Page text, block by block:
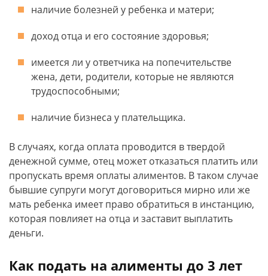
наличие болезней у ребенка и матери;
доход отца и его состояние здоровья;
имеется ли у ответчика на попечительстве
жена, дети, родители, которые не являются
трудоспособными;
наличие бизнеса у плательщика.
В случаях, когда оплата проводится в твердой
денежной сумме, отец может отказаться платить или
пропускать время оплаты алиментов. В таком случае
бывшие супруги могут договориться мирно или же
мать ребенка имеет право обратиться в инстанцию,
которая повлияет на отца и заставит выплатить
деньги.
Как подать на алименты до 3 лет